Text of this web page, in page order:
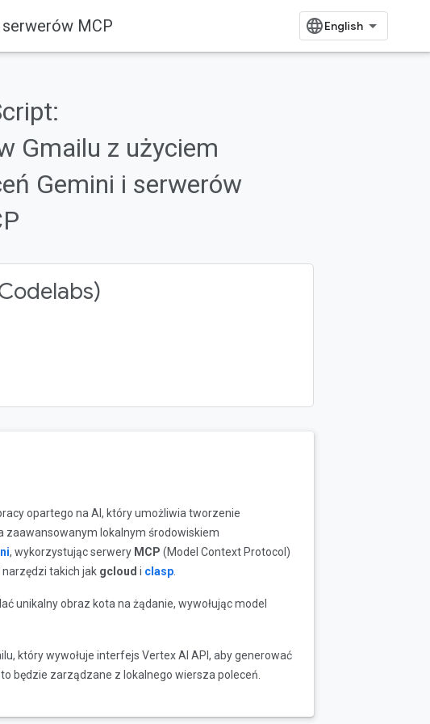
MCP
Gmailu z użyciem
Gemini i serwerów
opartego na AI, który umożliwia tworzenie
zaawansowanym lokalnym środowiskiem
, wykorzystując serwery MCP (Model Context Protocol)
takich jak gcloud i clasp
unikalny obraz kota na żądanie, wywołując model
który wywołuje interfejs Vertex AI API, aby generować
będzie zarządzane z lokalnego wiersza poleceń.